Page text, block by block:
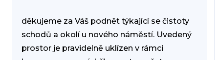
děkujeme za Váš podnět týkající se čistoty
schodů a okolí u nového náměstí. Uvedený
prostor je pravidelně uklízen v rámci